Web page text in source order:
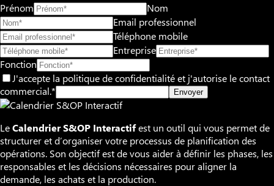
Prénom
Nom
Email professionnel
Téléphone mobile
Entreprise
Fonction
J'accepte la politique de confidentialité et j'autorise le contact
commercial.*
Envoyer
LeCalendrier S&OP Interactifest un outil qui vous permet de
structurer et d’organiser votre processus de planification des
opérations. Son objectif est de vous aider à définir les phases, les
responsables et les décisions nécessaires pour aligner la
demande, les achats et la production.